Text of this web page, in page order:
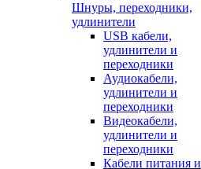
Шнуры, переходники,
удлинители
USB кабели,
удлинители и
переходники
Аудиокабели,
удлинители и
переходники
Видеокабели,
удлинители и
переходники
Кабели питания и